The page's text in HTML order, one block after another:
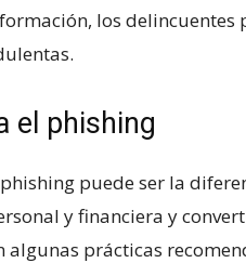
los delincuentes
el phishing
puede ser la
y​ financiera ⁤y
algunas prácticas